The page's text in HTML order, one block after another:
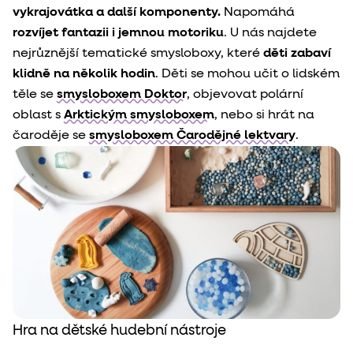
vykrajovátka a další komponenty. Napomáhá
rozvíjet fantazii i jemnou motoriku. U nás najdete
nejrůznější tematické smysloboxy, které děti zabaví
klidně na několik hodin. Děti se mohou učit o lidském
těle se smysloboxem Doktor, objevovat polární
oblast s Arktickým smysloboxem, nebo si hrát na
čaroděje se smysloboxem Čarodějné lektvary.
Hra na dětské hudební nástroje